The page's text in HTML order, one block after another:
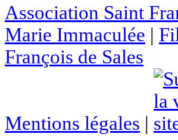
Association Saint
Marie Immaculée |
François de Sales
Mentions légales |